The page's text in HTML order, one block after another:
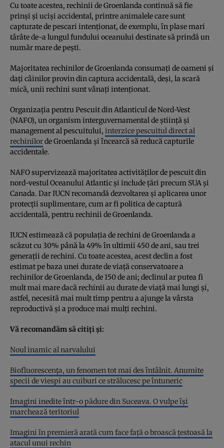
Cu toate acestea, rechinii de Groenlanda continuă să fie
prinși și uciși accidental, printre animalele care sunt
capturate de pescari intenționat, de exemplu, în plase mari
târâte de-a lungul fundului oceanului destinate să prindă un
număr mare de pești.
Majoritatea rechinilor de Groenlanda consumați de oameni și
dați câinilor provin din captura accidentală, deși, la scară
mică, unii rechini sunt vânați intenționat.
Organizația pentru Pescuit din Atlanticul de Nord-Vest
(NAFO), un organism interguvernamental de știință și
management al pescuitului, interzice pescuitul direct al
rechinilorde Groenlanda și încearcă să reducă capturile
accidentale.
NAFO supervizează majoritatea activităților de pescuit din
nord-vestul Oceanului Atlantic și include țări precum SUA și
Canada. Dar IUCN recomandă dezvoltarea și aplicarea unor
protecții suplimentare, cum ar fi politica de captură
accidentală, pentru rechinii de Groenlanda.
IUCN estimează că populația de rechini de Groenlanda a
scăzut cu 30% până la 49% în ultimii 450 de ani, sau trei
generații de rechini. Cu toate acestea, acest declin a fost
estimat pe baza unei durate de viață conservatoare a
rechinilor de Groenlanda, de 150 de ani; declinul ar putea fi
mult mai mare dacă rechinii au durate de viață mai lungi și,
astfel, necesită mai mult timp pentru a ajunge la vârsta
reproductivă și a produce mai mulți rechini.
Vă recomandăm să citiți și:
Noul inamic al narvalului
Biofluorescența, un fenomen tot mai des întâlnit. Anumite
specii de viespi au cuiburi ce strălucesc pe întuneric
Imagini inedite într-o pădure din Suceava. O vulpe își
marchează teritoriul
Imagini în premieră arată cum face față o broască țestoasă la
atacul unui rechin